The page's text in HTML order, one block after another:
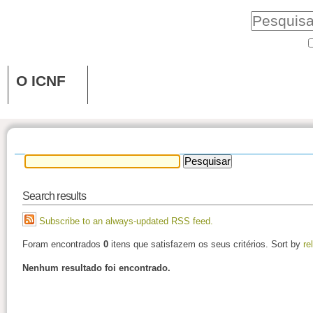
O ICNF
Search results
Subscribe to an always-updated RSS feed.
Foram encontrados0 itens que satisfazem os seus critérios. Sort by
Nenhum resultado foi encontrado.